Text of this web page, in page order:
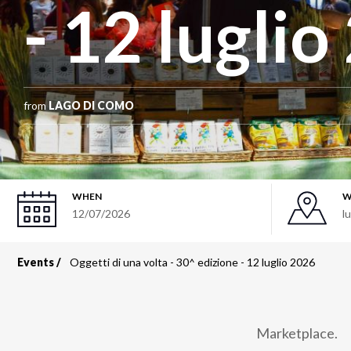
- 12 luglio
from LAGO DI COMO
WHEN
12/07/2026
Breadcrumb
Events Oggetti di una volta - 30^ edizione - 12 luglio 2026
Marketplace.